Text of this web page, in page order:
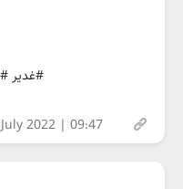
#غدیر
2022 | 09:47